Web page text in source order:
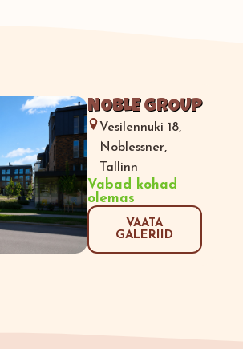
NOBLE GROUP
Vesilennuki 18,
Noblessner,
Tallinn
Vabad kohad
olemas
VAATA
GALERIID